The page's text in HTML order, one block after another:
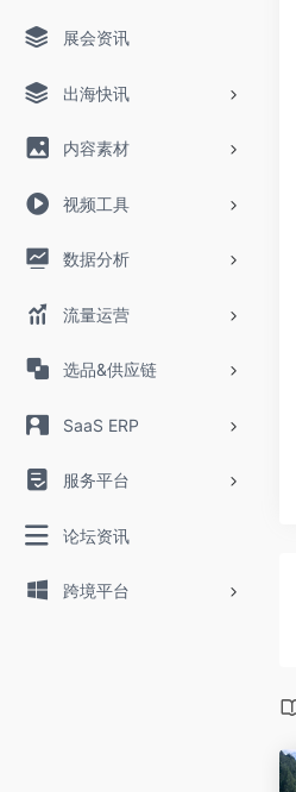
展会资讯
出海快讯
内容素材
视频工具
数据分析
流量运营
选品&供应链
SaaS ERP
服务平台
论坛资讯
跨境平台